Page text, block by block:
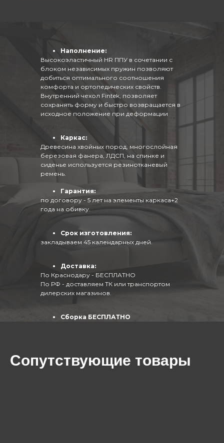
Наполнение:
Высокоэластичный HR ППУ в сочетании с
блоком независимых пружин позволяют
добиться оптимального соотношения
комфорта и ортопедических свойств.
Внутренний чехол Fintek, позволяет
сохранять форму и быстро возвращается в
исходное положение при деформации
Каркас:
Древесина хвойных пород, многослойная
березовая фанера, ЛДСП, на спинке и
сиденье используется резинотканевый
ремень.
Гарантия:
по договору - 5 лет на элементы каркаса+2
года на обивку.
Срок изготовления:
закладываем 45 календарных дней.
Доставка:
По Краснодару - БЕСПЛАТНО
По РФ - доставляем ТК или транспортом
дилерских магазинов.
Сборка БЕСПЛАТНО
Сопутствующие товары